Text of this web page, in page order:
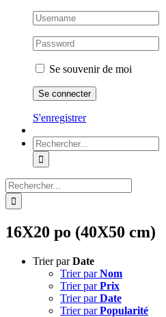
Se souvenir de moi
S'enregistrer
Rechercher:
Rechercher:
16X20 po (40X50 cm)
Trier parDate
Trier parNom
Trier parPrix
Trier parDate
Trier parPopularité